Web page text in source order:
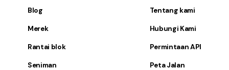
Blog
Merek
Rantai blok
Seniman
Tentang kami
Hubungi Kami
Permintaan API
Peta Jalan